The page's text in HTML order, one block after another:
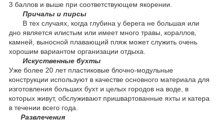
3 баллов и выше при соответствующем якорении.
Причалы и пирсы
В тех случаях, когда глубина у берега не большая или
дно является илистым или имеет много травы, кораллов,
камней, выносной плавающий пляж может служить очень
хорошим вариантом организации отдыха.
Искуственные бухты
Уже более 20 лет пластиковые блочно-модульные
конструкции используют в качестве основного материала для
изготовления больших бухт и целых городов на воде, в
которых живут, обслуживают пришвартованные яхты и катера
в течении всего года.
Развлечения